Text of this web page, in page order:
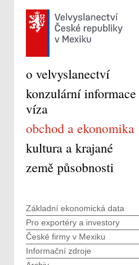
o velvyslanectví
konzulární informace
víza
obchod a ekonomika
kultura a krajané
země působnosti
Základní ekonomická data
Pro exportéry a investory
České firmy v Mexiku
Informační zdroje